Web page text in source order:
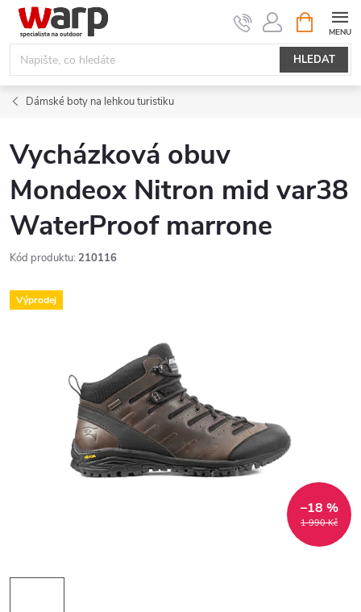
Přejít
obsah
HLEDAT
NÁKUPNÍ
KOŠÍK
Dámské boty na lehkou turistiku
Vycházková obuv
Mondeox Nitron mid var38
WaterProof marrone
Kód produktu: 210116
Výprodej
1 990 Kč
–18 %